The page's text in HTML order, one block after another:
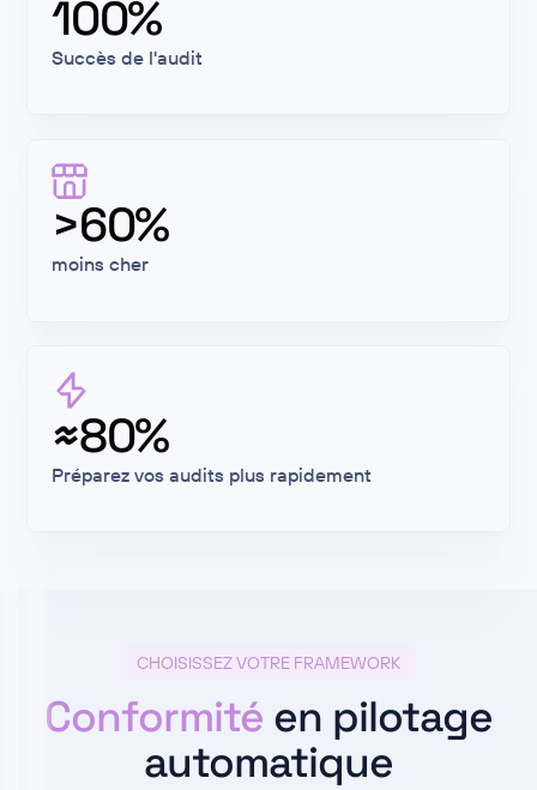
100%
Succès de l'audit
>60%
moins cher
≈80%
Préparez vos audits plus rapidement
CHOISISSEZ VOTRE FRAMEWORK
Conformité en pilotage
automatique